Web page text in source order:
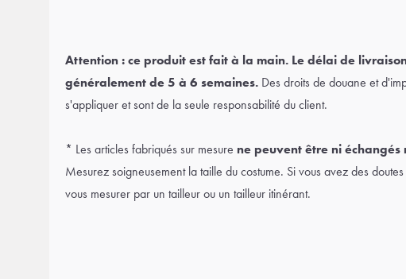
Attention : ce produit est fait à la main. Le délai de
généralement de 5 à 6 semaines. Des droits de douane et
s'appliquer et sont de la seule responsabilité du client.
* Les articles fabriqués sur mesure ne peuvent être ni échangés
Mesurez soigneusement la taille du costume. Si vous avez des
vous mesurer par un tailleur ou un tailleur itinérant.